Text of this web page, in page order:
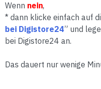
Wenn nein,
* dann klicke einfach auf
bei Digistore24” und
bei Digistore24 an.
Das dauert nur wenige